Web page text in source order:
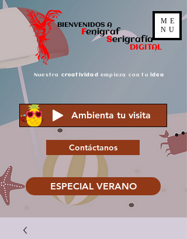
BIENVENIDOS A
Fenigraf
Serigrafía
DIGITAL
Nuestra creatividad empieza con tu idea
Ambienta tu visita
Contáctanos
ESPECIAL VERANO
ME
NU